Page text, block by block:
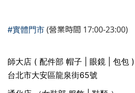
#實體門市 (營業時間 17:00-23:00)
師大店 ( 配件部 帽子 | 眼鏡 | 包包 )
台北市大安區龍泉街65號